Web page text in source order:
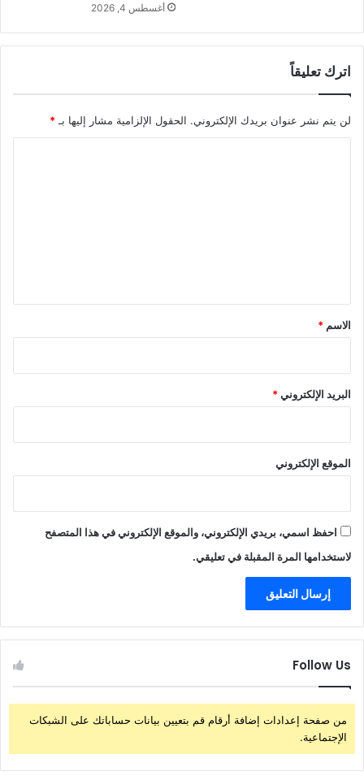
أغسطس 4, 2026
اترك تعليقاً
لن يتم نشر عنوان بريدك الإلكتروني. الحقول الإلزامية مشار إليها بـ *
*
الاسم *
البريد الإلكتروني*
الموقع الإلكتروني
احفظ اسمي، بريدي الإلكتروني، والموقع الإلكتروني في هذا المتصفح
لاستخدامها المرة المقبلة في تعليقي.
Follow Us
من صفحة إعدادات إضافة أرقام قم بتعيين بيانات حساباتك على الشبكات
الإجتماعية.